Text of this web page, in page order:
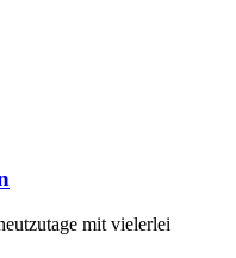
mit vielerlei